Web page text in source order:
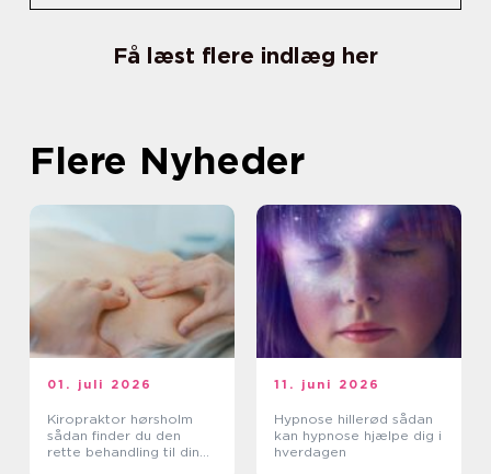
Få læst flere indlæg her
Flere Nyheder
01. juli 2026
Kiropraktor hørsholm
sådan finder du den
rette behandling til dine
11. juni 2026
Hypnose hillerød sådan
kan hypnose hjælpe dig i
hverdagen